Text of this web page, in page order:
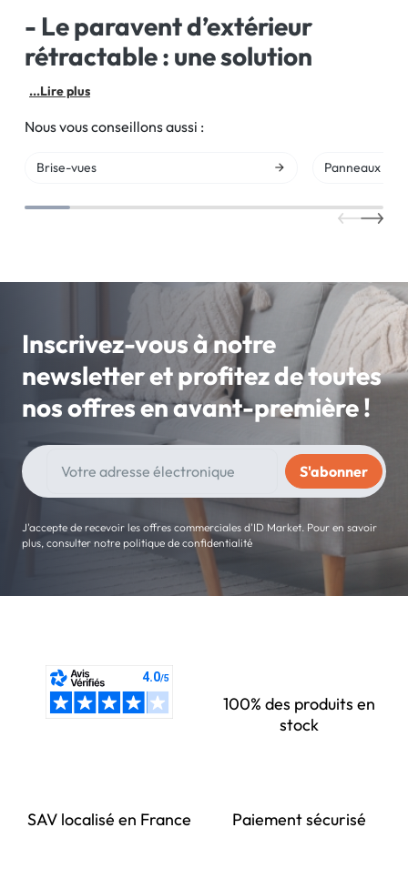
- Le paravent d’extérieur
rétractable : une solution
...Lire plus
Nous vous conseillons aussi :
Brise-vues Panneaux
Inscrivez-vous à notre
newsletter et profitez de toutes
nos offres en avant-première !
J'accepte de recevoir les offres commerciales d'ID Market. Pour en savoir
plus, consulter notre politique de confidentialité
100% des produits en
stock
SAV localisé en France Paiement sécurisé